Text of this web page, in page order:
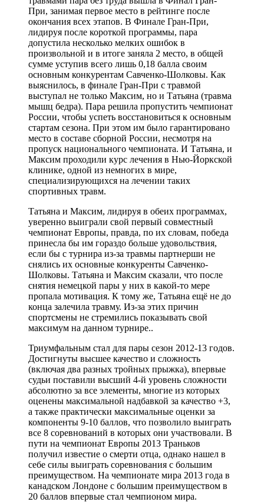
При, занимая первое место в рейтинге после
окончания всех этапов. В Финале Гран-При,
лидируя после короткой программы, пара
допустила несколько мелких ошибок в
произвольной и в итоге заняла 2 место, в общей
сумме уступив всего лишь 0,18 балла своим
основным конкурентам Савченко-Шoлковы. Как
выяснилось, в финале Гран-При с травмой
выступал не только Максим, но и Татьяна (травма
мышц бедра). Пара решила пропустить чемпионат
России, чтобы успеть восстановиться к основным
стартам сезона. При этом им было гарантировано
место в составе сборной России, несмотря на
пропуск национального чемпионата. И Татьяна, и
Максим проходили курс лечения в Нью-Йоркской
клинике, одной из немногих в мире,
специализирующихся на лечении таких
спортивных травм.
Татьяна и Максим, лидируя в обеих программах,
уверенно выиграли свой первый совместный
чемпионат Европы, правда, по их словам, победа
принесла бы им гораздо больше удовольствия,
если бы с турнира из-за травмы партнерши не
снялись их основные конкуренты Савченко-
Шoлковы. Татьяна и Максим сказали, что после
снятия немецкой пары у них в какой-то мере
пропала мотивация. К тому же, Татьяна ещё не до
конца залечила травму. Из-за этих причин
спортсмены не стремились показывать свой
максимум на данном турнире..
Триумфальным стал для пары сезон 2012-13 годов.
Достигнуты высшее качество и сложность
(включая два разных тройных прыжка), впервые
судьи поставили высший 4-й уровень сложности
абсолютно за все элементы, многие из которых
оценены максимальной надбавкой за качество +3,
а также практически максимальные оценки за
компоненты 9-10 баллов, что позволило выиграть
все 8 соревнований в которых они участвовали. В
пути на чемпионат Европы 2013 Траньков
получил известие о смерти отца, однако нашел в
себе силы выиграть соревнования с большим
преимуществом. На чемпионате мира 2013 года в
канадском Лондоне с большим преимуществом в
20 баллов впервые стал чемпионом мира.